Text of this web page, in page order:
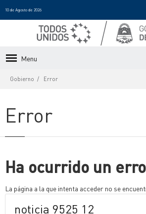
10 de Agosto de 2026
Menu
Gobierno Error
Error
Ha ocurrido un
La página a la que intenta acceder no se